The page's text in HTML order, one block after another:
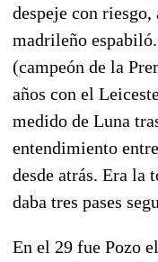
despeje con
madrileño
(campeón de la
años con el
medido de Luna
entendimiento entre
desde atrás. Era la
daba tres pases
En el 29 fue Pozo